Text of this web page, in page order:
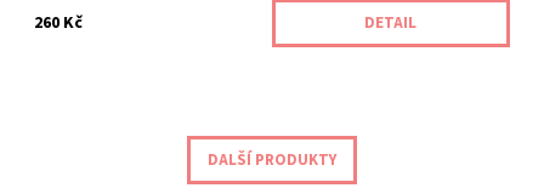
260 Kč
DETAIL
DALŠÍ PRODUKTY